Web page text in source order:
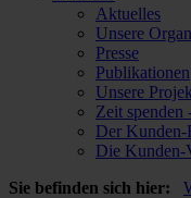
Aktuelles
Unsere
Presse
Publikationen
Unsere
Zeit
Der Kunden-
Die Kunden-
Sie befinden sich hier: